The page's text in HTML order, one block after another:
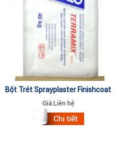
Bột Trét Sprayplaster Finishcoat
63410 (thùng) 25kg
Giá:Liên hệ